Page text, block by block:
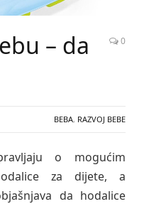
– da
0
BEBA, RAZVOJ BEBE
o mogućim
za dijete, a
da hodalice